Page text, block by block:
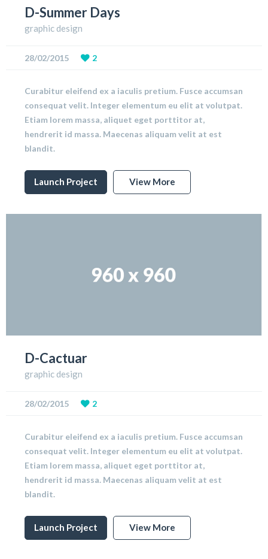
D-Summer Days
graphic design
28/02/2015 2
Curabitur eleifend ex a iaculis pretium. Fusce accumsan
consequat velit. Integer elementum eu elit at volutpat.
Etiam lorem massa, aliquet eget porttitor at,
hendrerit id massa. Maecenas aliquam velit at est
blandit.
Launch Project View More
D-Cactuar
graphic design
28/02/2015 2
Curabitur eleifend ex a iaculis pretium. Fusce accumsan
consequat velit. Integer elementum eu elit at volutpat.
Etiam lorem massa, aliquet eget porttitor at,
hendrerit id massa. Maecenas aliquam velit at est
blandit.
Launch Project View More